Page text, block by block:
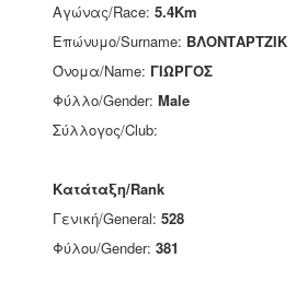
Αγώνας/Race: 5.4Km
Επώνυμο/Surname: ΒΛΟΝΤΑΡΤΖΙΚ
Όνομα/Name: ΓΙΩΡΓΟΣ
Φύλλο/Gender: Male
Σύλλογος/Club:
Κατάταξη/Rank
Γενική/General: 528
Φύλου/Gender: 381